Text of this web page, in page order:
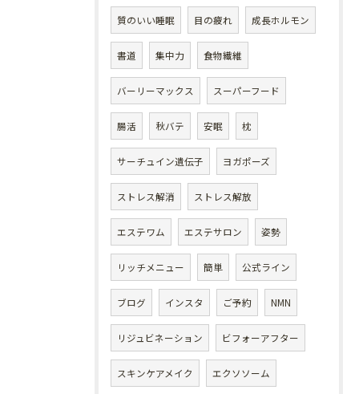
質のいい睡眠 目の疲れ 成長ホルモン
書道 集中力 食物繊維
バーリーマックス スーパーフード
腸活 秋バテ 安眠 枕
サーチュイン遺伝子 ヨガポーズ
ストレス解消 ストレス解放
エステワム エステサロン 姿勢
リッチメニュー 簡単 公式ライン
ブログ インスタ ご予約 NMN
リジュビネーション ビフォーアフター
スキンケアメイク エクソソーム